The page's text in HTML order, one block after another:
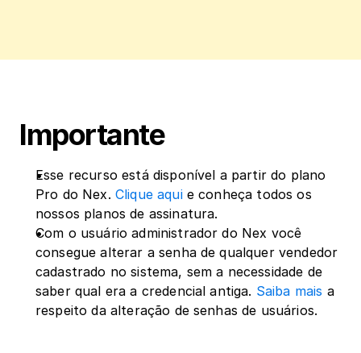
Importante
Esse recurso está disponível a partir do plano
Pro do Nex. Clique aqui e conheça todos os
nossos planos de assinatura.
Com o usuário administrador do Nex você
consegue alterar a senha de qualquer vendedor
cadastrado no sistema, sem a necessidade de
saber qual era a credencial antiga. Saiba mais a
respeito da alteração de senhas de usuários.